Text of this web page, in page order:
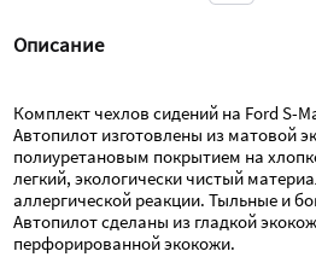
Описание
Комплект чехлов сидений на Ford S-
Автопилот изготовлены из матовой
полиуретановым покрытием на
легкий, экологически чистый
аллергической реакции. Тыльные и
Автопилот сделаны из гладкой
перфорированной экокожи.